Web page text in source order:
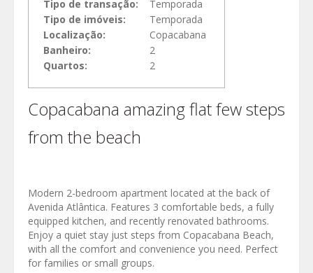
Tipo de transação:
Temporada
Tipo de imóveis:
Temporada
Localização:
Copacabana
Banheiro:
2
Quartos:
2
Copacabana amazing flat few steps
from the beach
Modern 2-bedroom apartment located at the back of
Avenida Atlântica. Features 3 comfortable beds, a fully
equipped kitchen, and recently renovated bathrooms.
Enjoy a quiet stay just steps from Copacabana Beach,
with all the comfort and convenience you need. Perfect
for families or small groups.